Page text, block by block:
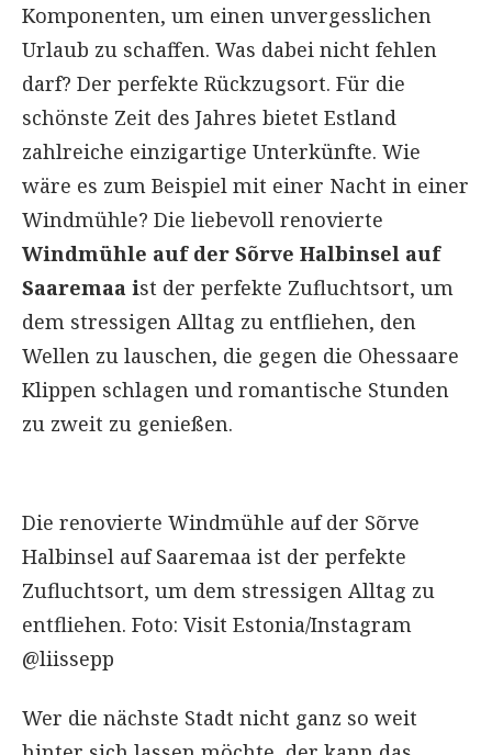
Komponenten, um einen unvergesslichen
Urlaub zu schaffen. Was dabei nicht fehlen
darf? Der perfekte Rückzugsort. Für die
schönste Zeit des Jahres bietet Estland
zahlreiche einzigartige Unterkünfte. Wie
wäre es zum Beispiel mit einer Nacht in einer
Windmühle? Die liebevoll renovierte
Windmühle auf der Sõrve Halbinsel auf
Saaremaa ist der perfekte Zufluchtsort, um
dem stressigen Alltag zu entfliehen, den
Wellen zu lauschen, die gegen die Ohessaare
Klippen schlagen und romantische Stunden
zu zweit zu genießen.
Die renovierte Windmühle auf der Sõrve
Halbinsel auf Saaremaa ist der perfekte
Zufluchtsort, um dem stressigen Alltag zu
entfliehen. Foto: Visit Estonia/Instagram
@liissepp
Wer die nächste Stadt nicht ganz so weit